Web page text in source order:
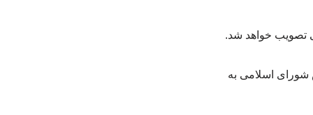
تصویب خواهد شد.
اسلامی به